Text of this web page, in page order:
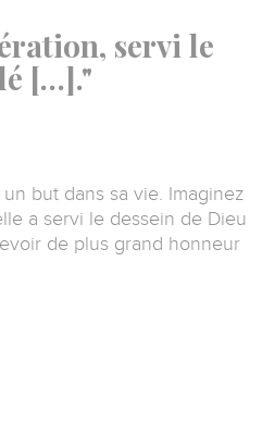
servi le
[…]."
but dans sa vie. Imaginez
a servi le dessein de Dieu
de plus grand honneur